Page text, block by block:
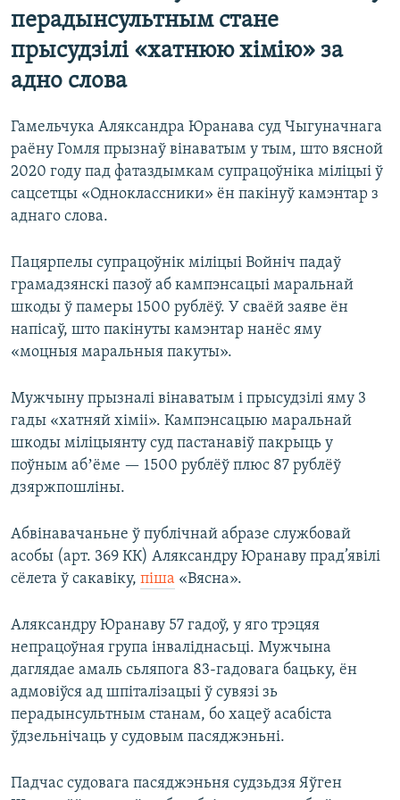
перадынсультным стане
прысудзілі «хатнюю хімію» за
адно слова
Гамельчука Аляксандра Юранава суд Чыгуначнага
раёну Гомля прызнаў вінаватым у тым, што вясной
2020 году пад фатаздымкам супрацоўніка міліцыі ў
сацсетцы «Одноклассники» ён пакінуў камэнтар з
аднаго слова.
Пацярпелы супрацоўнік міліцыі Войніч падаў
грамадзянскі пазоў аб кампэнсацыі маральнай
шкоды ў памеры 1500 рублёў. У сваёй заяве ён
напісаў, што пакінуты камэнтар нанёс яму
«моцныя маральныя пакуты».
Мужчыну прызналі вінаватым і прысудзілі яму 3
гады «хатняй хіміі». Кампэнсацыю маральнай
шкоды міліцыянту суд пастанавіў пакрыць у
поўным абʼёме — 1500 рублёў плюс 87 рублёў
дзяржпошліны.
Абвінавачаньне ў публічнай абразе службовай
асобы (арт. 369 КК) Аляксандру Юранаву прад’явілі
сёлета ў сакавіку, піша «Вясна».
Аляксандру Юранаву 57 гадоў, у яго трэцяя
непрацоўная група інваліднасьці. Мужчына
даглядае амаль сьляпога 83-гадовага бацьку, ён
адмовіўся ад шпіталізацыі ў сувязі зь
перадынсультным станам, бо хацеў асабіста
ўдзельнічаць у судовым пасяджэньні.
Падчас судовага пасяджэньня судзьдзя Яўген